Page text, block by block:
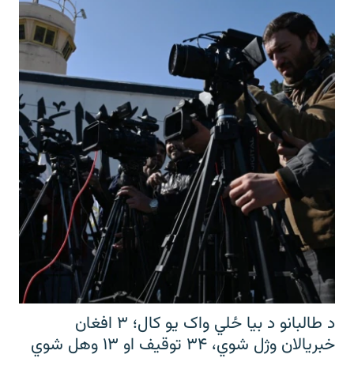
د طالبانو د بیا ځلي واک یو کال؛ ۳ افغان
خبریالان وژل شوي، ۳۴ توقیف او ۱۳ وهل شوي